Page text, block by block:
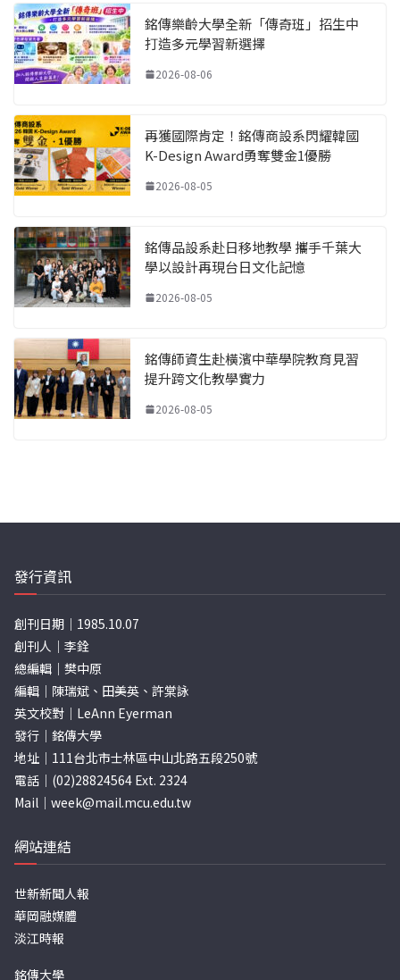
銘傳樂齡大學全新「傳奇班」招生中
打造多元學習新選擇
2026-08-06
再獲國際肯定！銘傳商設系閃耀韓國
K-Design Award勇奪雙金1優勝
2026-08-05
銘傳品設系赴日移地教學 攜手千葉大
學以設計再現台日文化記憶
2026-08-05
銘傳師資生赴橫濱中華學院教育見習
提升跨文化教學實力
2026-08-05
發行資訊
創刊日期｜1985.10.07
創刊人｜李銓
總編輯｜樊中原
編輯｜陳瑞斌、田美英、許棠詠
英文校對｜LeAnn Eyerman
發行｜銘傳大學
地址｜111台北市士林區中山北路五段250號
電話｜(02)28824564 Ext. 2324
Mail｜ week@mail.mcu.edu.tw
網站連結
世新新聞人報
華岡融媒體
淡江時報
銘傳大學